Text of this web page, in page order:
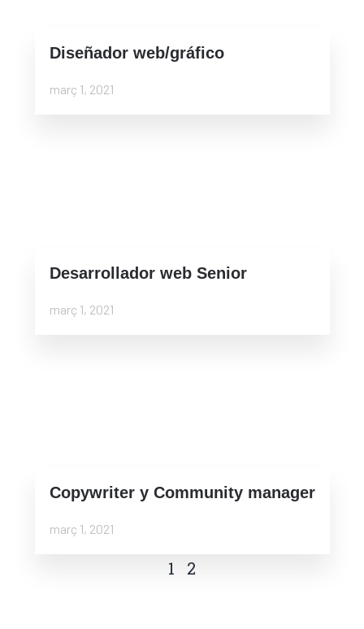
Diseñador web/gráfico
març 1, 2021
Desarrollador web Senior
març 1, 2021
Copywriter y Community manager
març 1, 2021
1 2